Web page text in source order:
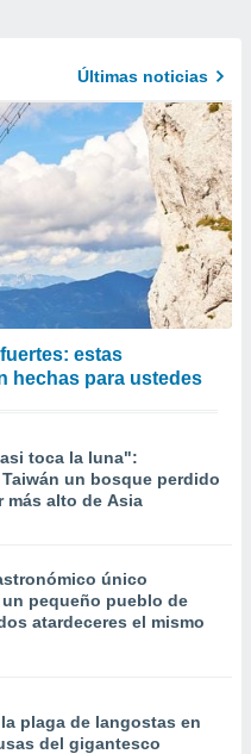
Últimas noticias
estas
hechas para ustedes
toca la luna":
un bosque perdido
más alto de Asia
único
pequeño pueblo de
atardeceres el mismo
plaga de langostas en
del gigantesco